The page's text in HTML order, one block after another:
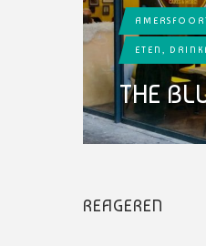
ETEN,
THE
REAGEREN